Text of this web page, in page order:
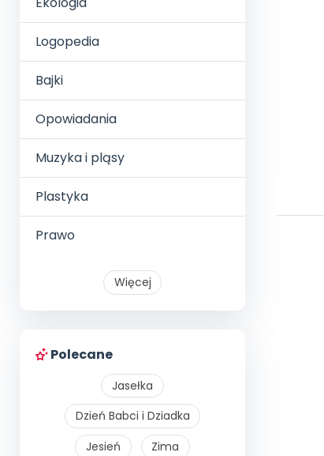
Logopedia
Bajki
Opowiadania
Muzyka i pląsy
Plastyka
Prawo
Więcej
Polecane
Jasełka
Dzień Babci i Dziadka
Jesień
Zima